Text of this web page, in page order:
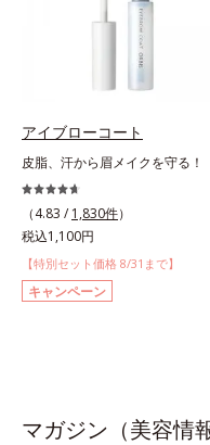
アイブローコート
皮脂、汗から眉メイクを守る！
（4.83 / 1,830件）
税込1,100円
【特別セット価格 8/31まで】
キャンペーン
マガジン（美容情